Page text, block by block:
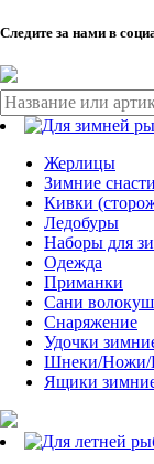
Следите за нами в
Жерлицы
Зимние снасти
Кивки
Ледобуры
Наборы для
Одежда
Приманки
Сани
Снаряжение
Удочки
Шнеки/Ножи/
Ящики